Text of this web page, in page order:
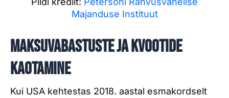
Majanduse Instituut
Maksuvabastuste ja kvootide
kaotamine
Kui USA kehtestas 2018. aastal esmakordselt